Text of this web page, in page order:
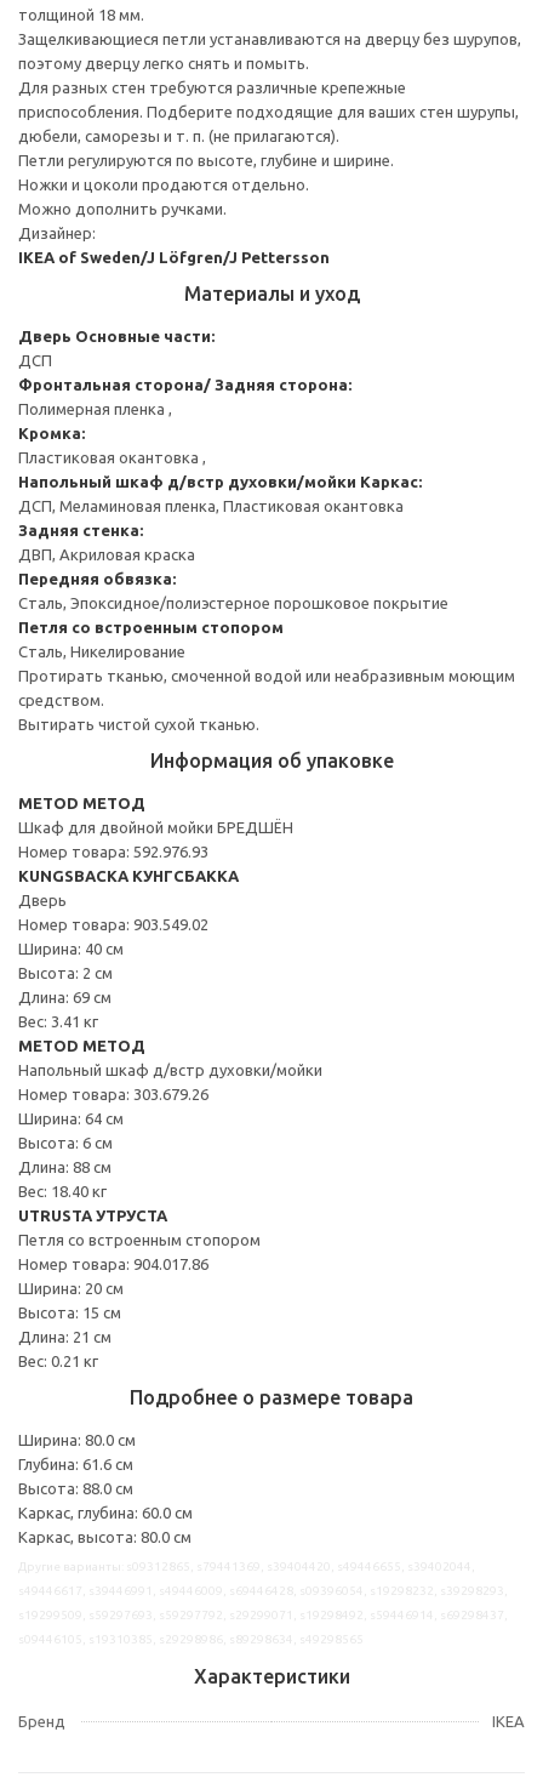
толщиной 18 мм.
Защелкивающиеся петли устанавливаются на дверцу без шурупов,
поэтому дверцу легко снять и помыть.
Для разных стен требуются различные крепежные
приспособления. Подберите подходящие для ваших стен шурупы,
дюбели, саморезы и т. п. (не прилагаются).
Петли регулируются по высоте, глубине и ширине.
Ножки и цоколи продаются отдельно.
Можно дополнить ручками.
Дизайнер:
IKEA of Sweden/J Löfgren/J Pettersson
Материалы и уход
Дверь Основные части:
ДСП
Фронтальная сторона/ Задняя сторона:
Полимерная пленка ,
Кромка:
Пластиковая окантовка ,
Напольный шкаф д/встр духовки/мойки Каркас:
ДСП, Меламиновая пленка, Пластиковая окантовка
Задняя стенка:
ДВП, Акриловая краска
Передняя обвязка:
Сталь, Эпоксидное/полиэстерное порошковое покрытие
Петля со встроенным стопором
Сталь, Никелирование
Протирать тканью, смоченной водой или неабразивным моющим
средством.
Вытирать чистой сухой тканью.
Информация об упаковке
METOD МЕТОД
Шкаф для двойной мойки БРЕДШЁН
Номер товара: 592.976.93
KUNGSBACKA КУНГСБАККА
Дверь
Номер товара: 903.549.02
Ширина: 40 см
Высота: 2 см
Длина: 69 см
Вес: 3.41 кг
METOD МЕТОД
Напольный шкаф д/встр духовки/мойки
Номер товара: 303.679.26
Ширина: 64 см
Высота: 6 см
Длина: 88 см
Вес: 18.40 кг
UTRUSTA УТРУСТА
Петля со встроенным стопором
Номер товара: 904.017.86
Ширина: 20 см
Высота: 15 см
Длина: 21 см
Вес: 0.21 кг
Подробнее о размере товара
Ширина: 80.0 см
Глубина: 61.6 см
Высота: 88.0 см
Каркас, глубина: 60.0 см
Каркас, высота: 80.0 см
Характеристики
Бренд IKEA